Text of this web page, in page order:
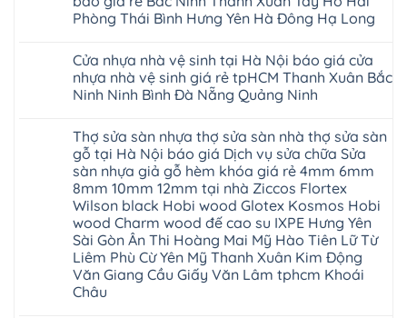
Giang
Hải
Kỳ
Đan
Phượng
Gia
Ninh
Thanh
Miện
Nghệ
An
Thanh
Hà
Ninh
Bình
Thái
Bình
Thanh
Hóa
Quỳnh
Phụ
Quảng
Ninh
Bắc
Ninh
Tuyên
Quang
Hưng
Yên
Hải
Phòng
Việt
Nam
đế
cao
su
vân
gỗ
tạo
sang
trọng
ở
Sàn
4mm
giá
bao
nhiêu
Sàn
Glotex
có
tốt
không
sàn
nhựa
glotex
của
nước
nào
Hà
Nội
Thanh
Phòng Thái Bình Hưng Yên Hà Đông Hạ Long
bình
luận
ở
Cửa
ngủ
tại
Hà
Nội
cửa
composite
báo
giá
rẻ
Bắc
Ninh
Thanh
Xuân
Tây
Hồ
Cửa nhựa nhà vệ sinh tại Hà Nội báo giá cửa
nhựa nhà vệ sinh giá rẻ tpHCM Thanh Xuân Bắc
Ninh Ninh Bình Đà Nẵng Quảng Ninh
bình
luận
ở
Cửa
nhựa
nhà
vệ
sinh
tại
Hà
Nội
báo
giá
cửa
nhựa
Thợ sửa sàn nhựa thợ sửa sàn nhà thợ sửa sàn
gỗ tại Hà Nội báo giá Dịch vụ sửa chữa Sửa
sàn nhựa giả gỗ hèm khóa giá rẻ 4mm 6mm
8mm 10mm 12mm tại nhà Ziccos Flortex
Wilson black Hobi wood Glotex Kosmos Hobi
wood Charm wood đế cao su IXPE Hưng Yên
Sài Gòn Ân Thi Hoàng Mai Mỹ Hào Tiên Lữ Từ
Liêm Phù Cừ Yên Mỹ Thanh Xuân Kim Động
Văn Giang Cầu Giấy Văn Lâm tphcm Khoái
Châu